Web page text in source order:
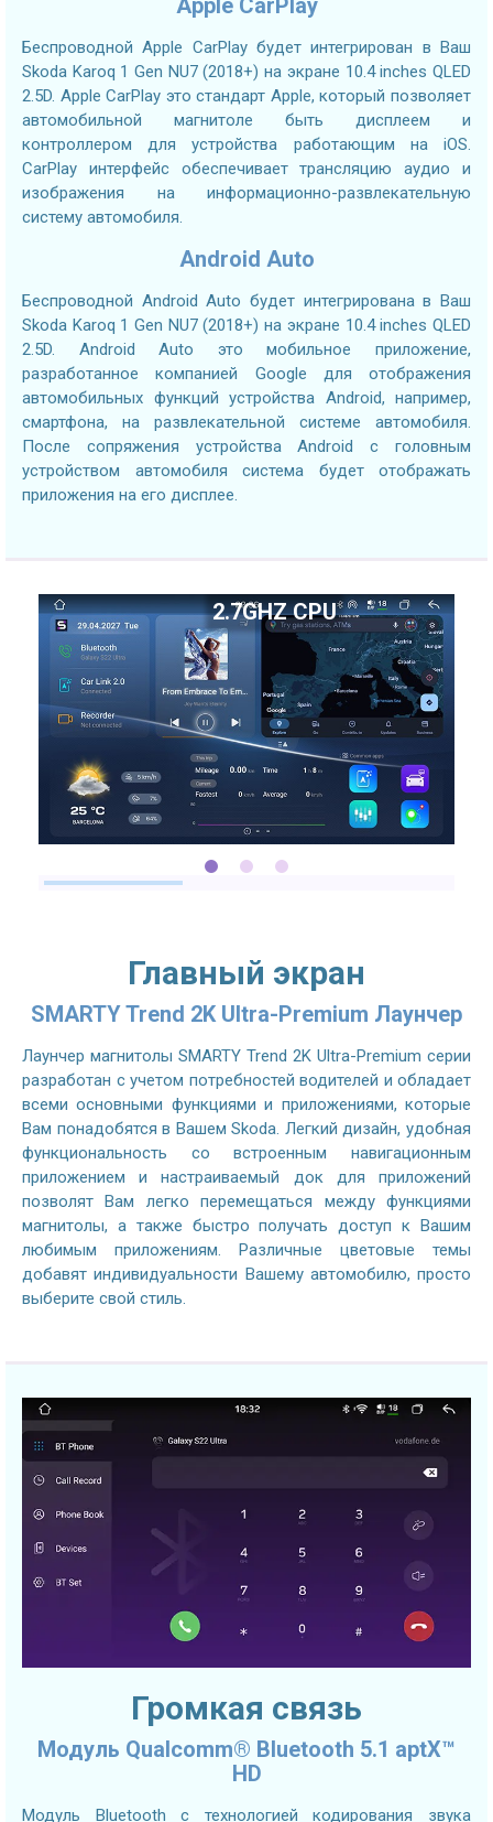
Apple CarPlay
Беспроводной Apple CarPlay будет интегрирован в Ваш
Skoda Karoq 1 Gen NU7 (2018+) на экране 10.4 inches QLED
2.5D. Apple CarPlay это стандарт Apple, который позволяет
автомобильной магнитоле быть дисплеем и
контроллером для устройства работающим на iOS.
CarPlay интерфейс обеспечивает трансляцию аудио и
изображения на информационно-развлекательную
систему автомобиля.
Android Auto
Беспроводной Android Auto будет интегрирована в Ваш
Skoda Karoq 1 Gen NU7 (2018+) на экране 10.4 inches QLED
2.5D. Android Auto это мобильное приложение,
разработанное компанией Google для отображения
автомобильных функций устройства Android, например,
смартфона, на развлекательной системе автомобиля.
После сопряжения устройства Android с головным
устройством автомобиля система будет отображать
приложения на его дисплее.
2.7GHZ CPU
Главный экран
SMARTY Trend 2K Ultra-Premium Лаунчер
Лаунчер магнитолы SMARTY Trend 2K Ultra-Premium серии
разработан с учетом потребностей водителей и обладает
всеми основными функциями и приложениями, которые
Вам понадобятся в Вашем Skoda. Легкий дизайн, удобная
функциональность со встроенным навигационным
приложением и настраиваемый док для приложений
позволят Вам легко перемещаться между функциями
магнитолы, а также быстро получать доступ к Вашим
любимым приложениям. Различные цветовые темы
добавят индивидуальности Вашему автомобилю, просто
выберите свой стиль.
Громкая связь
Модуль Qualcomm® Bluetooth 5.1 aptX™
HD
Модуль Bluetooth с технологией кодирования звука